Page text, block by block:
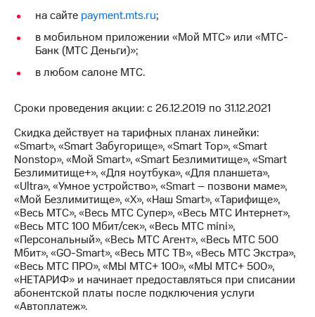
Оформить
SIM-
карта
чистый
номер
Выбрать
красивый
номер
Заменить
SIM-
карту
Перейти
на
eSIM
МТС
Деньги
Спутниковое ТВ
ТВ
тарифом
Интернет,
ТВ и телефон
для дома
Личный
кабинет
спутникового
ТВ
Скачать
приложение
на сайте payment.mts.ru;
в мобильном приложении «Мой МТС» или «МТС-
Банк (МТС Деньги)»;
в любом салоне МТС.
Сроки проведения акции: с 26.12.2019 по 31.12.2021
Скидка действует на тарифных планах линейки:
«Smart», «Smart Забугорище», «Smart Top», «Smart
Nonstop», «Мой Smart», «Smart Безлимитище», «Smart
Безлимитище+», «Для ноутбука», «Для планшета»,
«Ultra», «Умное устройство», «Smart – позвони маме»,
«Мой Безлимитище», «X», «Наш Smart», «Тарифище»,
«Весь МТС», «Весь МТС Супер», «Весь МТС Интернет»,
«Весь МТС 100 Мбит/сек», «Весь МТС mini»,
«Персональный», «Весь МТС Агент», «Весь МТС 500
Мбит», «GO-Smart», «Весь МТС ТВ», «Весь МТС Экстра»,
«Весь МТС ПРО», «МЫ МТС+ 100», «МЫ МТС+ 500»,
«НЕТАРИФ» и начинает предоставляться при списании
абонентской платы после подключения услуги
«Автоплатеж».